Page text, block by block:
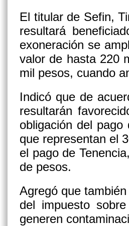
El titular de Sefin,
resultará
exoneración se
valor de hasta 220
mil pesos, cuando
Indicó que de
resultarán
obligación del
que representan el
el pago de
de pesos.
Agregó que
del impuesto
generen